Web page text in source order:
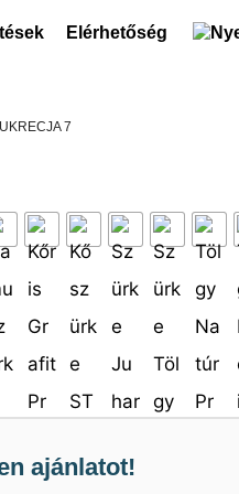
Elérhetőség
7
ajánlatot!